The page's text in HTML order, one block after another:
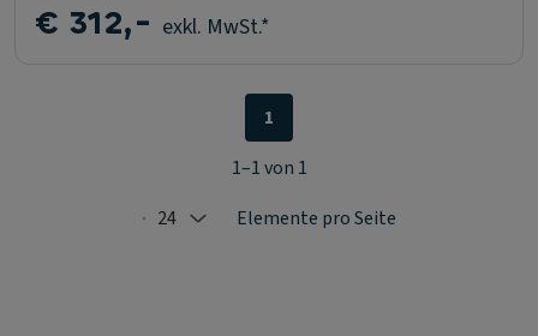
€ 312,- exkl. MwSt.*
Selected: 24
24 Elemente pro Seite
1
1–1 von 1